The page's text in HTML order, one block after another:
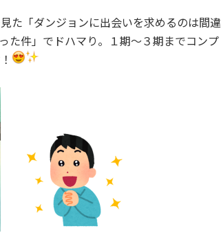
た「ダンジョンに出会いを求めるのは間違
た件」でドハマり。１期～３期までコンプ